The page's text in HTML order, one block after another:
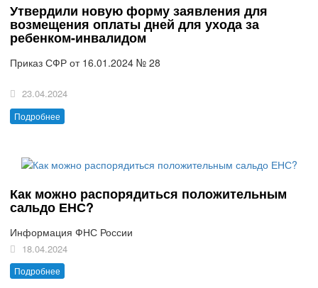
Утвердили новую форму заявления для
возмещения оплаты дней для ухода за
ребенком-инвалидом
Приказ СФР от 16.01.2024 № 28
23.04.2024
Подробнее
Как можно распорядиться положительным
сальдо ЕНС?
Информация ФНС России
18.04.2024
Подробнее